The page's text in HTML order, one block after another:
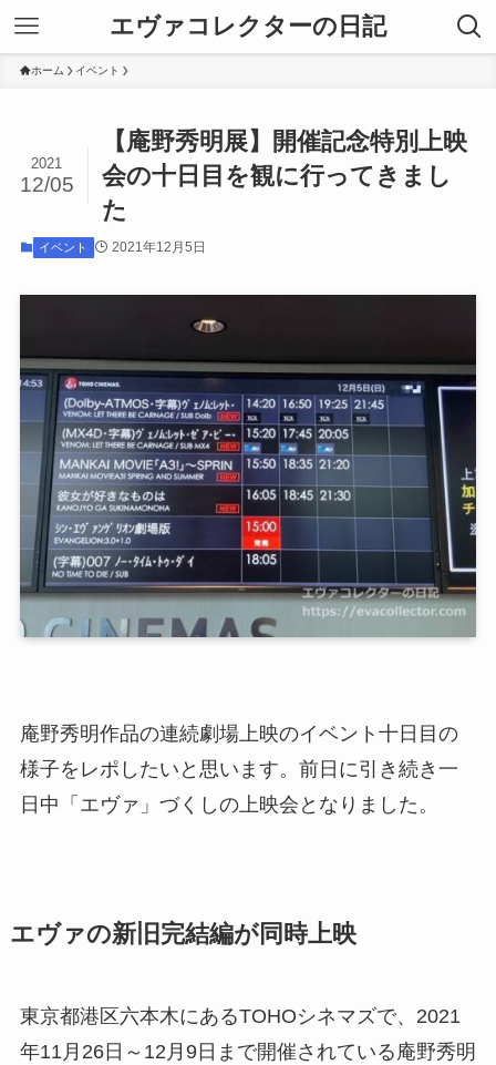
エヴァコレクターの日記
ホーム イベント
【庵野秀明展】開催記念特別上映
会の十日目を観に行ってきまし
た
2021
12/05
イベント 2021年12月5日
庵野秀明作品の連続劇場上映のイベント十日目の
様子をレポしたいと思います。前日に引き続き一
日中「エヴァ」づくしの上映会となりました。
エヴァの新旧完結編が同時上映
東京都港区六本木にあるTOHOシネマズで、2021
年11月26日～12月9日まで開催されている庵野秀明